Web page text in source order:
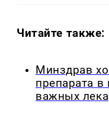
Читайте также:
Минздрав
препарата
важных